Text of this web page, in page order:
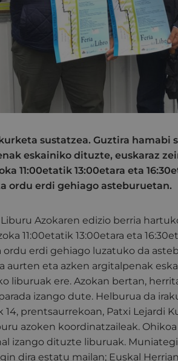
sustatzea. Guztira hamabi
eskainiko dituzte, euskaraz
11:00etatik 13:00etara eta
ordu erdi gehiago asteburuetan.
Azokaren edizio berria
11:00etatik 13:00etara eta
erdi gehiago luzatuko da
aurten eta azken argitalpenak
liburuak ere. Azokan bertan,
izango dute. Helburua da
14, prentsaurrekoan, Patxi Lejardi
azoken koordinatzaileak. Ohikoa
izango dituzte liburuak.
dira estatu mailan; Euskal